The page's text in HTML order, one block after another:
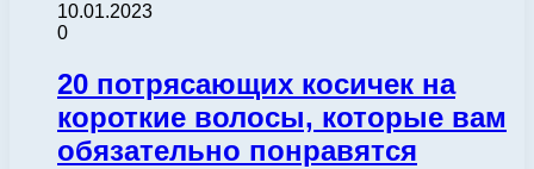
10.01.2023
0
20 потрясающих косичек на
короткие волосы, которые вам
обязательно понравятся